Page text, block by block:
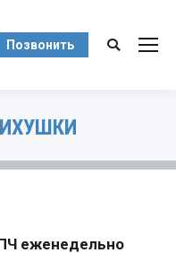
Позвонить Поиск:
еженедельно